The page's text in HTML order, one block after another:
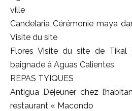
ville
Candelaria Cérémonie maya
Visite du site
Flores Visite du site de Tikal
baignade à Aguas Calientes
REPAS TYIQUES
Antigua Déjeuner chez
restaurant « Macondo